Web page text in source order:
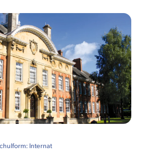
Internat